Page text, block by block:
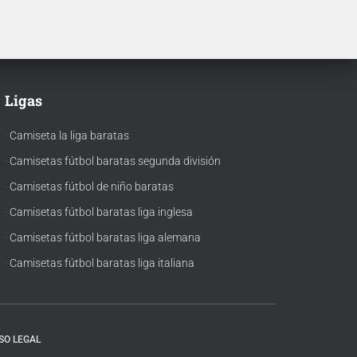
ha presentado la nueva
Ligas
· Camiseta la liga baratas
· Camisetas fútbol baratas segunda división
· Camisetas fútbol de niño baratas
· Camisetas fútbol baratas liga inglesa
· Camisetas fútbol baratas liga alemana
· Camisetas fútbol baratas liga italiana
LEGAL